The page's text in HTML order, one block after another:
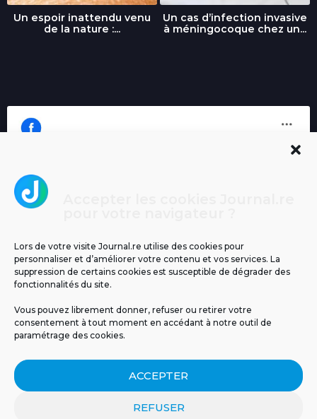
Lors de votre visite Journal.re utilise des cookies pour
personnaliser et d’améliorer votre contenu et vos services. La
suppression de certains cookies est susceptible de dégrader des
fonctionnalités du site.
Vous pouvez librement donner, refuser ou retirer votre
consentement à tout moment en accédant à notre outil de
paramétrage des cookies.
ACCEPTER
REFUSER
Un espoir inattendu venu
de la nature :...
Un cas d’infection invasive
à méningocoque chez un...
MENTIONS LÉGALES PUBLICITÉ
BLOG
NOS ÉMISSIONS
POLITIQUE DE CONFIDENTIALITÉ
CONTACT